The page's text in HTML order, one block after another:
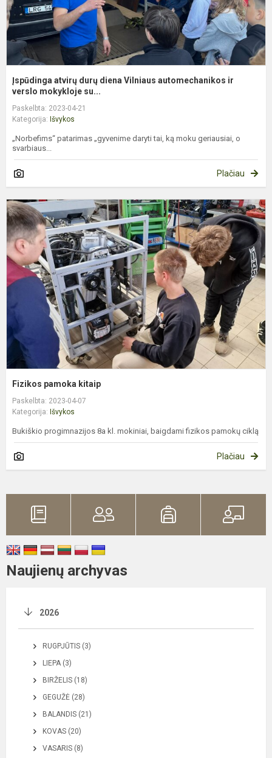
Įspūdinga atvirų durų diena Vilniaus automechanikos ir
verslo mokykloje su...
Paskelbta: 2023-04-21
Kategorija: Išvykos
„Norbefims“ patarimas „gyvenime daryti tai, ką moku geriausiai, o
svarbiaus...
Plačiau
Fizikos pamoka kitaip
Paskelbta: 2023-04-07
Kategorija: Išvykos
Bukiškio progimnazijos 8a kl. mokiniai, baigdami fizikos pamokų ciklą
Plačiau
Naujienų archyvas
2026
RUGPJŪTIS (3)
LIEPA (3)
BIRŽELIS (18)
GEGUŽĖ (28)
BALANDIS (21)
KOVAS (20)
VASARIS (8)